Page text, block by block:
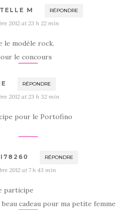
M RÉPONDRE
2012 at 23 h 22 min
le modèle rock.
le concours
RÉPONDRE
2012 at 23 h 32 min
pour le Portofino
RÉPONDRE
2012 at 7 h 43 min
participe
cadeau pour ma petite femme